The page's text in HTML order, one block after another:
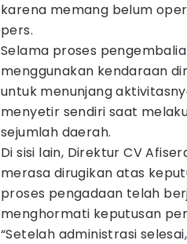
karena memang belum
pers.
Selama proses
menggunakan kendaraan
untuk menunjang
menyetir sendiri saat
sejumlah daerah.
Di sisi lain, Direktur CV
merasa dirugikan atas
proses pengadaan telah
menghormati keputusan
“Setelah administrasi